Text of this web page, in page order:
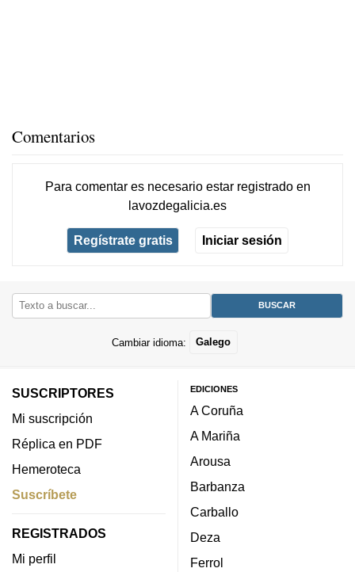
Comentarios
Para comentar es necesario estar registradoen
lavozdegalicia.es
Regístrate gratis Iniciar sesión
Cambiar idioma: Galego
SUSCRIPTORES
Mi suscripción
Réplica en PDF
Hemeroteca
Suscríbete
REGISTRADOS
Mi perfil
EDICIONES
A Coruña
A Mariña
Arousa
Barbanza
Carballo
Deza
Ferrol